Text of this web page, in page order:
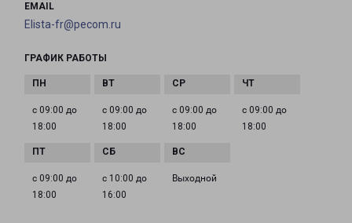
EMAIL
Elista-fr@pecom.ru
ГРАФИК РАБОТЫ
с 09:00 до
18:00
с 09:00 до
18:00
с 09:00 до
18:00
с 09:00 до
18:00
с 09:00 до
18:00
с 10:00 до
16:00
Выходной